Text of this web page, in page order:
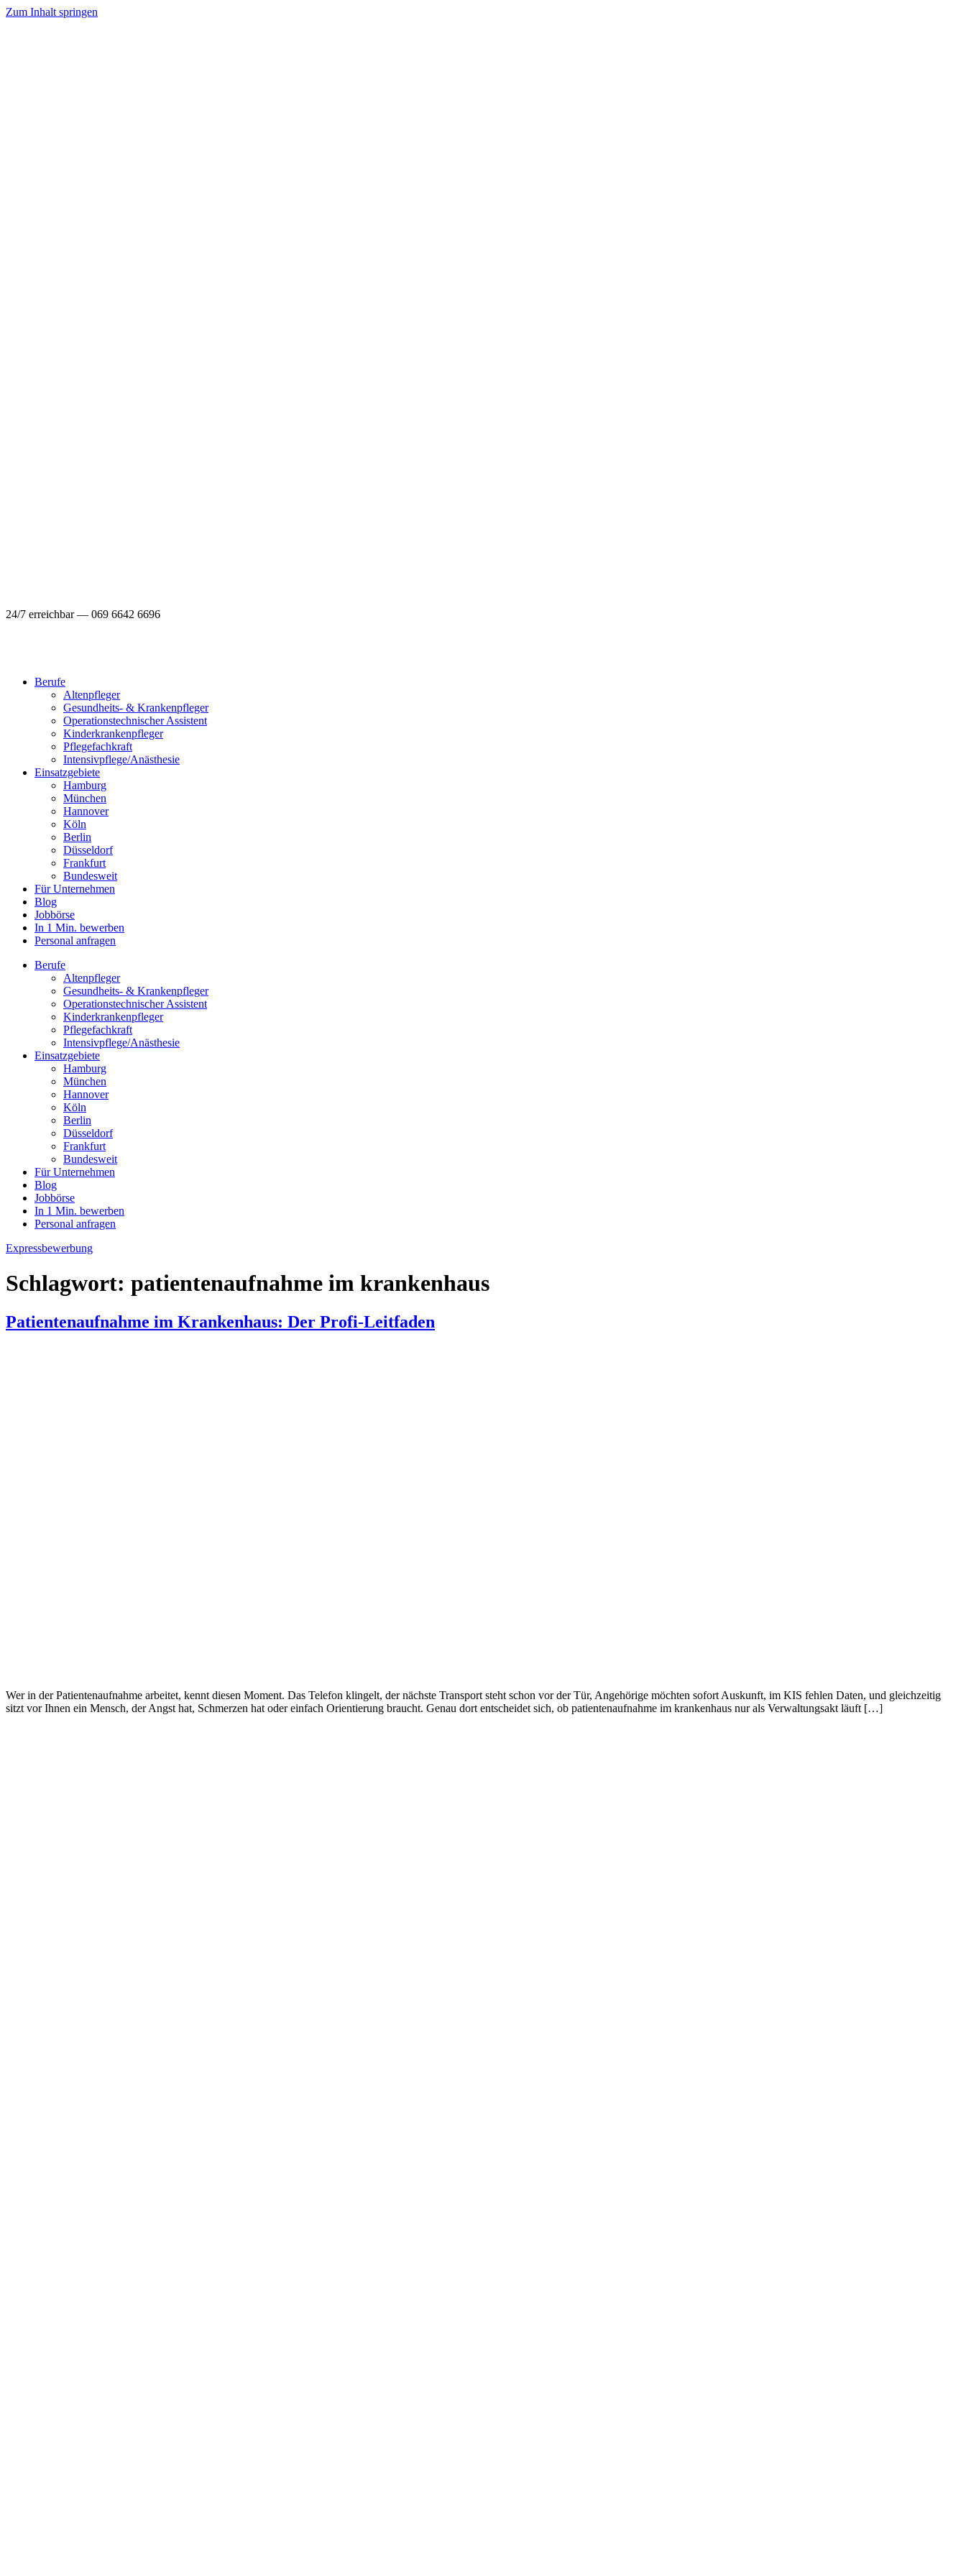
Zum Inhalt springen
24/7 erreichbar — 069 6642 6696
Berufe
Altenpfleger
Gesundheits- & Krankenpfleger
Operationstechnischer Assistent
Kinderkrankenpfleger
Pflegefachkraft
Intensivpflege/Anästhesie
Einsatzgebiete
Hamburg
München
Hannover
Köln
Berlin
Düsseldorf
Frankfurt
Bundesweit
Für Unternehmen
Blog
Jobbörse
In 1 Min. bewerben
Personal anfragen
Berufe
Altenpfleger
Gesundheits- & Krankenpfleger
Operationstechnischer Assistent
Kinderkrankenpfleger
Pflegefachkraft
Intensivpflege/Anästhesie
Einsatzgebiete
Hamburg
München
Hannover
Köln
Berlin
Düsseldorf
Frankfurt
Bundesweit
Für Unternehmen
Blog
Jobbörse
In 1 Min. bewerben
Personal anfragen
Expressbewerbung
Schlagwort: patientenaufnahme im krankenhaus
Patientenaufnahme im Krankenhaus: Der Profi-Leitfaden
Wer in der Patientenaufnahme arbeitet, kennt diesen Moment. Das Telefon klingelt, der nächste Transport steht schon vor der Tür, Angehörige möchten sofort Auskunft, im KIS fehlen Daten, und gleichzeitig
sitzt vor Ihnen ein Mensch, der Angst hat, Schmerzen hat oder einfach Orientierung braucht. Genau dort entscheidet sich, ob patientenaufnahme im krankenhaus nur als Verwaltungsakt läuft […]